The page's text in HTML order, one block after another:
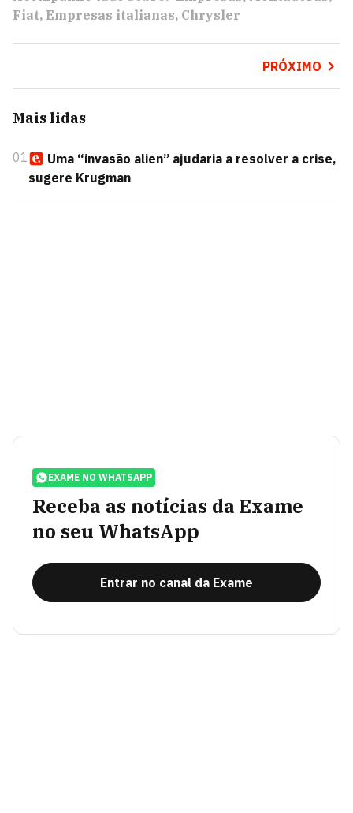
Fiat Empresas italianas Chrysler
PRÓXIMO
Mais lidas
01
Uma “invasão alien” ajudaria a resolver a crise,
sugere Krugman
EXAME NO WHATSAPP
Receba as notícias da Exame
no seu WhatsApp
Entrar no canal da Exame